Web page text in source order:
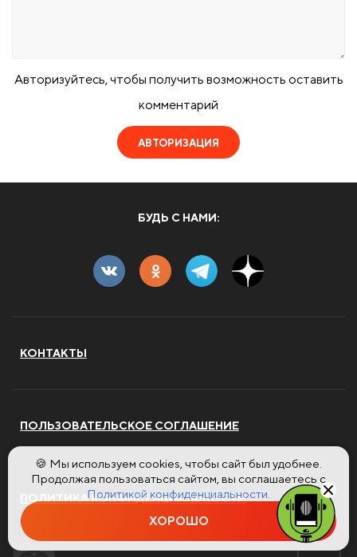
Авторизуйтесь, чтобы получить возможность оставить
комментарий
АВТОРИЗАЦИЯ
БУДЬ С НАМИ:
КОНТАКТЫ
ПОЛЬЗОВАТЕЛЬСКОЕ СОГЛАШЕНИЕ
ПОЛИТИКА КОНФИДЕНЦИАЛЬНОСТИ
🍪 Мы используем cookies, чтобы сайт был удобнее.
Продолжая пользоваться сайтом, вы соглашаетесь с
Политикой конфиденциальности.
ХОРОШО